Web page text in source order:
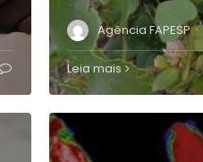
Agência FAPESP ·
Leia mais